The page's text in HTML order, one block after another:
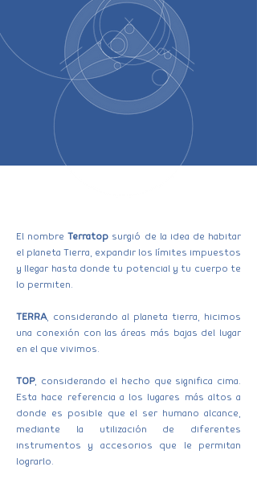
El nombreTerratop surgió de la idea de habitar
el planeta Tierra, expandir los límites impuestos
y llegar hasta donde tu potencial y tu cuerpo te
lo permiten.
TERRA, considerando al planeta tierra, hicimos
una conexión con las áreas más bajas del lugar
en el que vivimos.
TOP, considerando el hecho que significa cima.
Esta hace referencia a los lugares más altos a
donde es posible que el ser humano alcance,
mediante la utilización de diferentes
instrumentos y accesorios que le permitan
lograrlo.